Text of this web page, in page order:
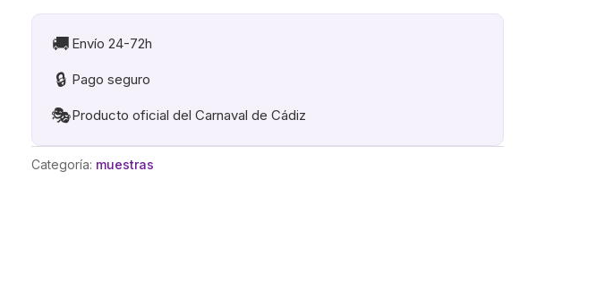
🚚 Envío 24-72h
🔒 Pago seguro
🎭Producto oficial del Carnaval de Cádiz
Categoría: muestras